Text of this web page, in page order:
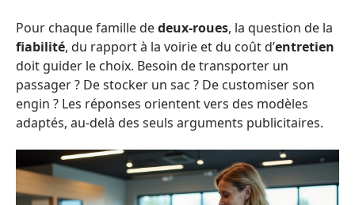
Pour chaque famille dedeux-roues, la question de la
fiabilité, du rapport à la voirie et du coût d’entretien
doit guider le choix. Besoin de transporter un
passager ? De stocker un sac ? De customiser son
engin ? Les réponses orientent vers des modèles
adaptés, au-delà des seuls arguments publicitaires.